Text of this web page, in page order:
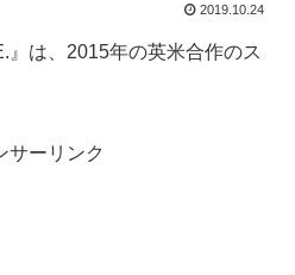
2019.10.24
』は、2015年の英米合作のス
サーリンク